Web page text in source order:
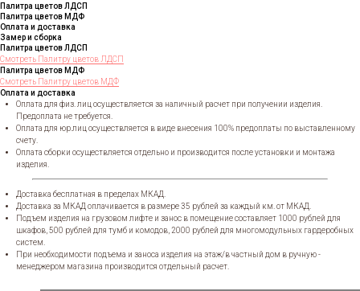
Палитра цветов ЛДСП
Палитра цветов МДФ
Оплата и доставка
Замер и сборка
Палитра цветов ЛДСП
Смотреть Палитру цветов ЛДСП
Палитра цветов МДФ
Смотреть Палитру цветов МДФ
Оплата и доставка
Оплата для физ. лиц осуществляется за наличный расчет при получении изделия.
Предоплата не требуется.
Оплата для юр.лиц осуществляется в виде внесения 100% предоплаты по выставленному
счету.
Оплата сборки осуществляется отдельно и производится после установки и монтажа
изделия.
Доставка бесплатная в пределах МКАД.
Доставка за МКАД оплачивается в размере 35 рублей за каждый км. от МКАД.
Подъем изделия на грузовом лифте и занос в помещение составляет 1000 рублей для
шкафов, 500 рублей для тумб и комодов, 2000 рублей для многомодульных гардеробных
систем.
При необходимости подъема и заноса изделия на этаж/в частный дом в ручную -
менеджером магазина производится отдельный расчет.